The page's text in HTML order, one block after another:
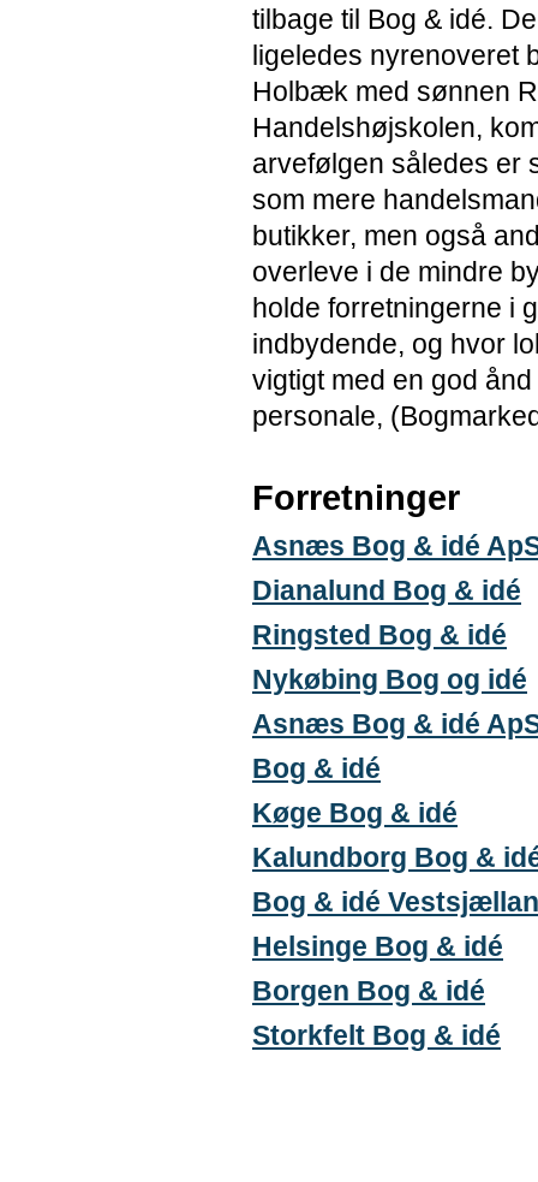
tilbage til Bog & idé.
ligeledes nyrenoveret
Holbæk med sønnen
Handelshøjskolen,
arvefølgen således er
som mere
butikker, men også
overleve i de mindre
holde forretningerne i
indbydende, og hvor
vigtigt med en god
personale,
Forretninger
Asnæs Bog & idé
Dianalund Bog & idé
Ringsted Bog & idé
Nykøbing Bog og idé
Asnæs Bog & idé
Bog & idé
Køge Bog & idé
Kalundborg Bog &
Bog & idé
Helsinge Bog & idé
Borgen Bog & idé
Storkfelt Bog & idé